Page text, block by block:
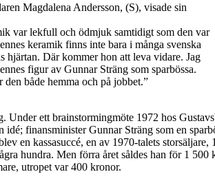
Magdalena Andersson, (S), visade sin
var lekfull och ödmjuk samtidigt som den var
keramik finns inte bara i många svenska
hjärtan. Där kommer hon att leva vidare. Jag
figur av Gunnar Sträng som sparbössa.
den både hemma och på jobbet.”
Under ett brainstormingmöte 1972 hos
idé; finansminister Gunnar Sträng som en
en kassasuccé, en av 1970-talets storsäljare,
hundra. Men förra året såldes han för 1 500
utropet var 400 kronor.